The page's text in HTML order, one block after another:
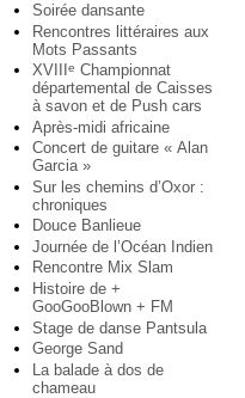
Soirée dansante
Rencontres littéraires aux
Mots Passants
XVIII
e Championnat
départemental de Caisses
à savon et de Push cars
Après-midi africaine
Concert de guitare « Alan
Garcia »
Sur les chemins d’Oxor :
chroniques
Douce Banlieue
Journée de l’Océan Indien
Rencontre Mix Slam
Histoire de +
GooGooBlown + FM
Stage de danse Pantsula
George Sand
La balade à dos de
chameau